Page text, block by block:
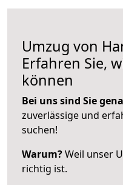
Umzug von
Erfahren Sie,
können
Bei uns sind Sie
zuverlässige und
suchen!
Warum?Weil unser
richtig ist.